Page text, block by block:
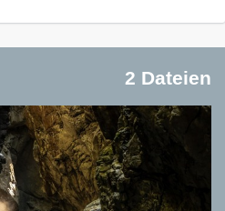
2 Dateien